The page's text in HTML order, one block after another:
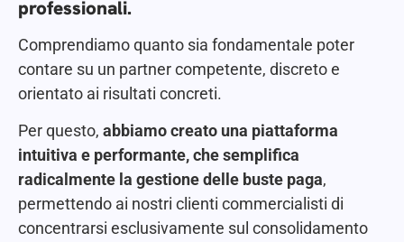
professionali.
Comprendiamo quanto sia fondamentale poter
contare su un partner competente, discreto e
orientato ai risultati concreti.
Per questo, abbiamo creato una piattaforma
intuitiva e performante, che semplifica
radicalmente la gestione delle buste paga,
permettendo ai nostri clienti commercialisti di
concentrarsi esclusivamente sul consolidamento